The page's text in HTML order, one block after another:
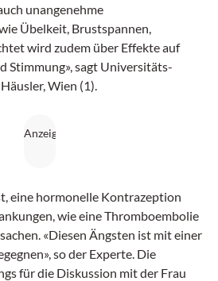
unangenehme
Übelkeit, Brustspannen,
wird zudem über Effekte auf
Stimmung», sagt Universitäts-
Wien (1).
eine hormonelle Kontrazeption
wie eine Thromboembolie
«Diesen Ängsten ist mit einer
so der Experte. Die
für die Diskussion mit der Frau